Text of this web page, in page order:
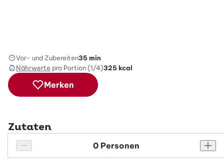
Vor- und Zubereiten35 min
Nährwerte pro Portion (1/4)325 kcal
Merken
Zutaten
Personenanzahl verringern
Personenanzahl